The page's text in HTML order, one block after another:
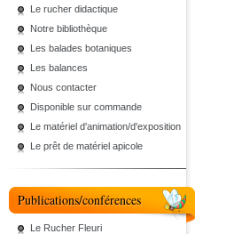
Le rucher didactique
Notre bibliothèque
Les balades botaniques
Les balances
Nous contacter
Disponible sur commande
Le matériel d'animation/d'exposition
Le prêt de matériel apicole
Publications/conférences
Le Rucher Fleuri